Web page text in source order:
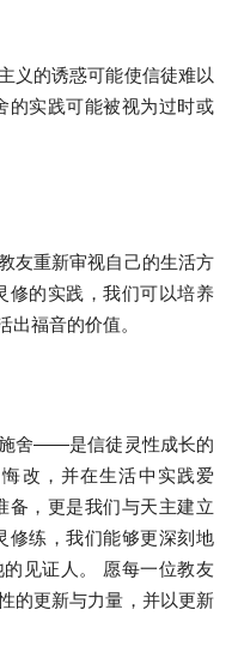
义的诱惑可能使信徒难以
的实践可能被视为过时或
友重新审视自己的生活方
修的实践，我们可以培养
出福音的价值。
舍——是信徒灵性成长的
改，并在生活中实践爱
备，更是我们与天主建立
修练，我们能够更深刻地
见证人。 愿每一位教友
的更新与力量，并以更新